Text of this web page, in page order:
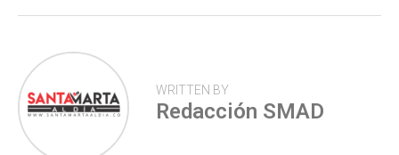
WRITTEN BY
Redacción SMAD